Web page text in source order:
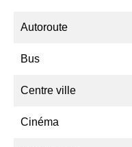
Autoroute
Bus
Centre ville
Cinéma